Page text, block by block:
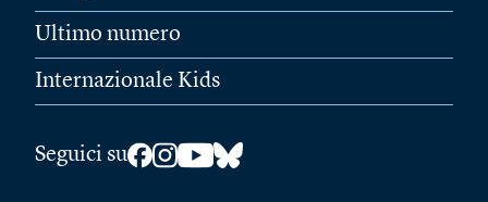
Ultimo numero
Internazionale Kids
Seguici su